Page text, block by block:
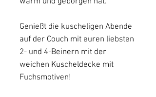
Genießt die kuscheligen Abende
auf der Couch mit euren liebsten
2- und 4-Beinern mit der
weichen Kuscheldecke mit
Fuchsmotiven!